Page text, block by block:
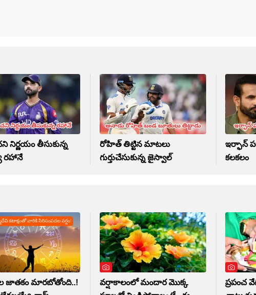
నిర్ణయం తీసుకున్న
రహానే
రోహిత్ తిట్టిన మాటలు
గుర్తుచేసుకున్న జైస్వాల్
ఇర్ఫాన్
కలకలం
జాతకం మారబోతోంది..!
వర్షాకాలంలో మందార మొక్క
ప్రపంచ